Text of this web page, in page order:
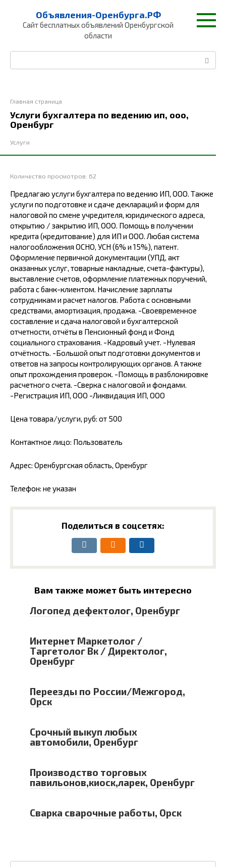
контенту
Объявления-Оренбурга.РФ
Сайт бесплатных объявлений Оренбургской
области
Главная страница
Услуги бухгалтера по ведению ип, ооо,
Оренбург
Услуги
Количество просмотров: 62
Предлагаю услуги бухгалтера по ведению ИП, ООО. Также
услуги по подготовке и сдаче деклараций и форм для
налоговой по смене учредителя, юридического адреса,
открытию / закрытию ИП, ООО. Помощь в получении
кредита (кредитование) для ИП и ООО. Любая система
налогообложения ОСНО, УСН (6% и 15%), патент.
Оформление первичной документации (УПД, акт
оказанных услуг, товарные накладные, счета-фактуры),
выставление счетов, оформление платежных поручений,
работа с банк-клиентом. Начисление зарплаты
сотрудникам и расчет налогов. Работа с основными
средствами, амортизация, продажа. -Своевременное
составление и сдача налоговой и бухгалтерской
отчетности, отчёты в Пенсионный фонд и Фонд
социального страхования. -Кадровый учет. -Нулевая
отчётность. -Большой опыт подготовки документов и
ответов на запросы контролирующих органов. А также
опыт прохождения проверок. -Помощь в разблокировке
расчетного счета. -Сверка с налоговой и фондами.
-Регистрация ИП, ООО -Ликвидация ИП, ООО
Цена товара/услуги, руб: от 500
Контактное лицо: Пользователь
Адрес: Оренбургская область, Оренбург
Телефон: не указан
Поделиться в соцсетях:
Вам также может быть интересно
Логопед дефектолог, Оренбург
Интернет Маркетолог /
Таргетолог Вк / Директолог,
Оренбург
Переезды по России/Межгород,
Орск
Срочный выкуп любых
автомобили, Оренбург
Производство торговых
павильонов,киоск,ларек, Оренбург
Сварка сварочные работы, Орск